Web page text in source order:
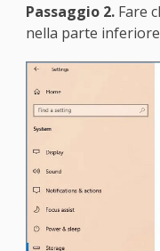
Passaggio 2.Fare
nella parte